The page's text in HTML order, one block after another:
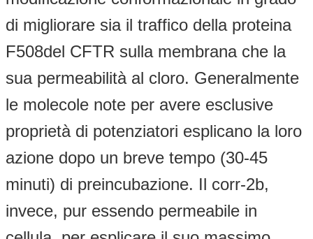
di migliorare sia il traffico della proteina
F508del CFTR sulla membrana che la
sua permeabilità al cloro. Generalmente
le molecole note per avere esclusive
proprietà di potenziatori esplicano la loro
azione dopo un breve tempo (30-45
minuti) di preincubazione. Il corr-2b,
invece, pur essendo permeabile in